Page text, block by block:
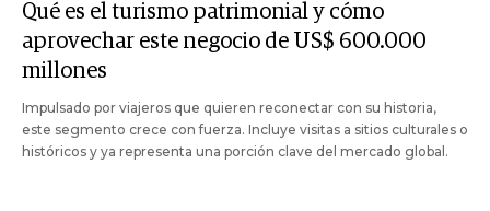
Qué es el turismo patrimonial y cómo
aprovechar este negocio de US$ 600.000
millones
Impulsado por viajeros que quieren reconectar con su historia,
este segmento crece con fuerza. Incluye visitas a sitios culturales o
históricos y ya representa una porción clave del mercado global.